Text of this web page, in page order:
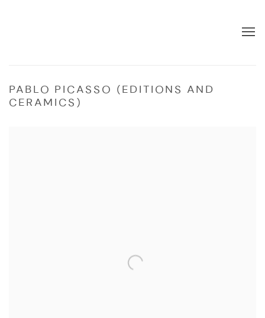
PABLO PICASSO (EDITIONS AND
CERAMICS)